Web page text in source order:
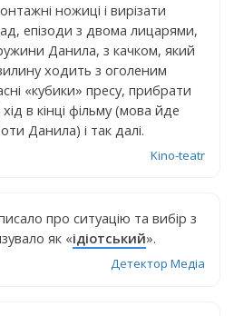
ножиці і вирізати
епізоди з двома лицарями,
Данила, з качком, який
ходить з оголеним
«кубики» пресу, прибрати
в кінці фільму (мова йде
Данила) і так далі.
Kino-teatr
про ситуацію та вибір з
як «ідіотський».
Детектор Медіа